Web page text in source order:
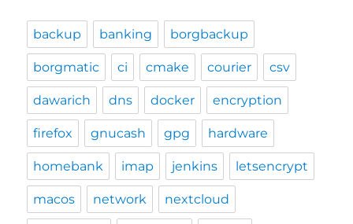
backup banking borgbackup
borgmatic ci cmake courier csv
dawarich dns docker encryption
firefox gnucash gpg hardware
homebank imap jenkins letsencrypt
macos network nextcloud